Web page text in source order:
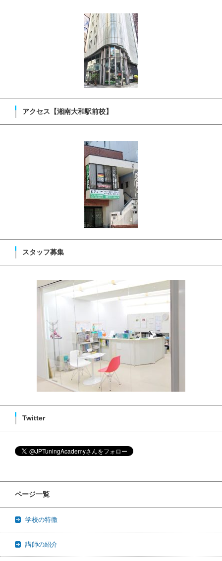
アクセス【湘南大和駅前校】
スタッフ募集
Twitter
ページ一覧
学校の特徴
講師の紹介